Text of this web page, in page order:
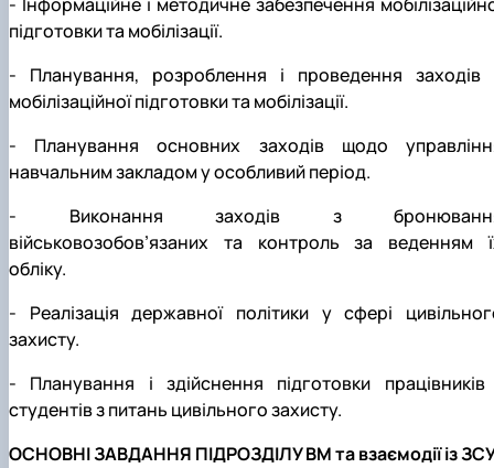
підготовки та мобілізації.
- Планування, розроблення і проведення заходів
мобілізаційної підготовки та мобілізації.
- Планування основних заходів щодо
навчальним закладом у особливий період.
- Виконання заходів з
військовозобов’язаних та контроль за веденням
обліку.
- Реалізація державної політики у сфері
захисту.
- Планування і здійснення підготовки працівників
студентів з питань цивільного захисту.
ОСНОВНІ ЗАВДАННЯ ПІДРОЗДІЛУ ВМ та взаємодії із